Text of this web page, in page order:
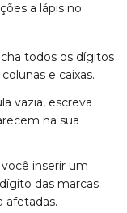
a lápis no
todos os dígitos
e caixas.
vazia, escreva
na sua
inserir um
das marcas
afetadas.